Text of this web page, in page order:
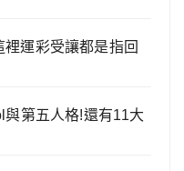
運彩受讓都是指回
與第五人格!還有11大